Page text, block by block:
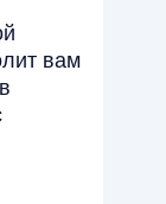
вам